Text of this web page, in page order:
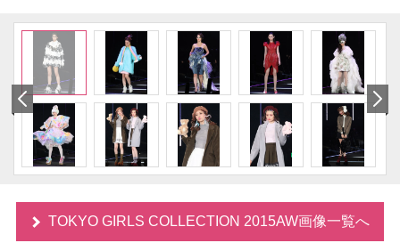
TOKYO GIRLS COLLECTION 2015AW画像一覧へ